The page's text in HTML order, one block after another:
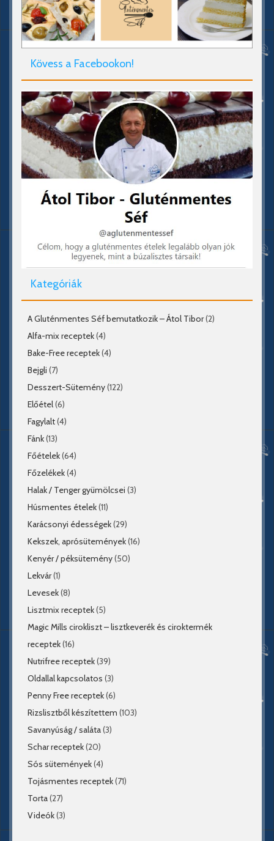
Kövess a Facebookon!
Kategóriák
A Gluténmentes Séf bemutatkozik – Átol Tibor(2)
Alfa-mix receptek(4)
Bake-Free receptek(4)
Bejgli (7)
Desszert-Sütemény(122)
Előétel(6)
Fagylalt(4)
Fánk(13)
Főételek(64)
Főzelékek(4)
Halak / Tenger gyümölcsei (3)
Húsmentes ételek(11)
Karácsonyi édességek(29)
Kekszek, aprósütemények(16)
Kenyér / péksütemény(50)
Lekvár(1)
Levesek(8)
Lisztmix receptek(5)
Magic Mills cirokliszt – lisztkeverék és ciroktermék
receptek(16)
Nutrifree receptek(39)
Oldallal kapcsolatos (3)
Penny Free receptek(6)
Rizslisztből készítettem (103)
Savanyúság / saláta(3)
Schar receptek(20)
Sós sütemények(4)
Tojásmentes receptek(71)
Torta(27)
Videók(3)